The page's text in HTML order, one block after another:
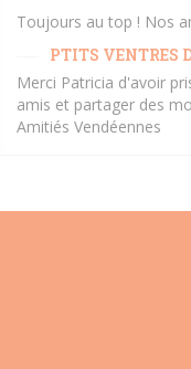
Toujours au top ! Nos
PTITS VENTRES
Merci Patricia d'avoir
amis et partager des
Amitiés Vendéennes